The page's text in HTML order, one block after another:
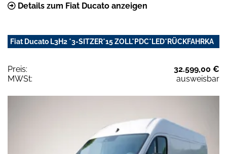
Details zum Fiat Ducato anzeigen
Fiat Ducato L3H2 *3-SITZER*15 ZOLL*PDC*LED*RÜCKFAHRKA
Preis:
32.599,00 €
MWSt:
ausweisbar